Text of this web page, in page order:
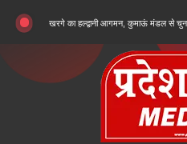
content
खरगे का हल्द्वानी आगमन, कुमाऊं मंडल से चुनावी शंखनाद